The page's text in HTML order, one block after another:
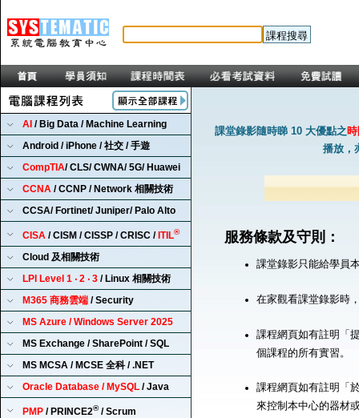
AI / Big Data / Machine Learning
Android / iPhone / 社交 / 手遊
CompTIA/ CLS/ CWNA/ 5G/ Huawei
CCNA / CCNP / Network 相關技術
CCSA/ Fortinet/ Juniper/ Palo Alto
CISA / CISM / CISSP / CRISC / ITIL®
Cloud 及相關技術
LPI Level 1 ‧ 2 ‧ 3 / Linux 相關技術
M365 商務雲端 / Security
MS Azure / Windows Server 2025
MS Exchange / SharePoint / SQL
MS MCSA / MCSE 全科 / .NET
Oracle Database / MySQL / Java
PMP / PRINCE2®/ Scrum
課堂錄影隨時睇 10 大優點之
播放，
服務條款及守則：
課堂錄影只能給學員
在家觀看課堂錄影時
課程網頁如有註明「
個課程的所有實習。
課程網頁如有註明「
來控制本中心的器材